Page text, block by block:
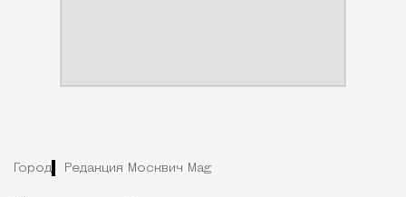
Город Редакция Москвич Mag